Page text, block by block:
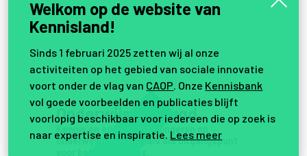
Onderwijs en jeugd
Kennis en ervaring van jongeren en
onderwijsprofessionals als uitgangspunt
Welkom op de website van
Kennisland!
Sinds 1 februari 2025 zetten wij al onze
activiteiten op het gebied van sociale innovatie
voort onder de vlag van CAOP . Onze Kennisbank
vol goede voorbeelden en publicaties blijft
voorlopig beschikbaar voor iedereen die op zoek is
naar expertise en inspiratie. Lees meer